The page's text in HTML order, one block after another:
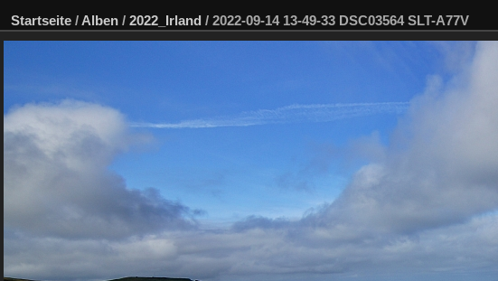
Startseite / Alben / 2022_Irland / 2022-09-14 13-49-33 DSC03564 SLT-A77V